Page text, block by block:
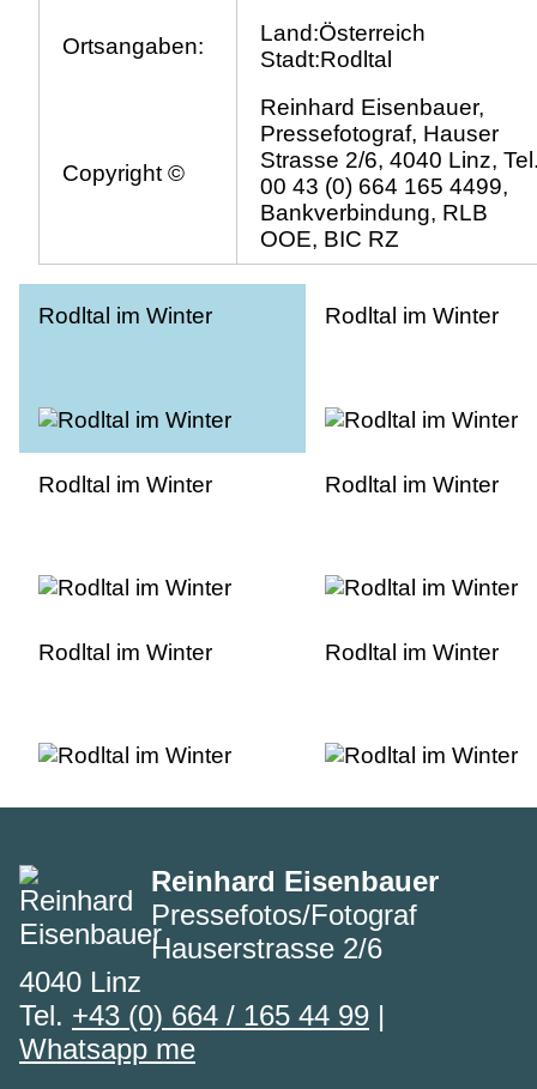
Ortsangaben:
Land:Österreich
Stadt:Rodltal
Copyright ©
Reinhard Eisenbauer,
Pressefotograf, Hauser
Strasse 2/6, 4040 Linz,
00 43 (0) 664 165 4499,
Bankverbindung, RLB
OOE, BIC RZ
Rodltal im Winter Rodltal im Winter
Rodltal im Winter Rodltal im Winter
Rodltal im Winter Rodltal im Winter
Reinhard Eisenbauer
Pressefotos/Fotograf
Hauserstrasse 2/6
4040 Linz
Tel. +43 (0) 664 / 165 44 99 |
Whatsapp me